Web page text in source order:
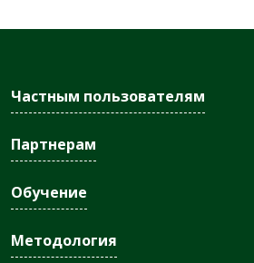
Частным пользователям
Партнерам
Обучение
Методология